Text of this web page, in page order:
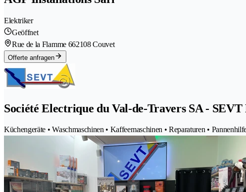
Elektriker
Geöffnet
Rue de la Flamme 662108 Couvet
Offerte anfragen
Société Electrique du Val-de-Travers SA -
Küchengeräte • Waschmaschinen • Kaffeemaschinen • Reparaturen •